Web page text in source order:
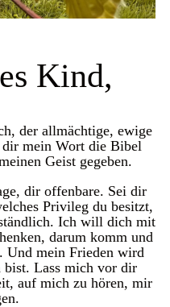
Kind,
der allmächtige, ewige
mein Wort die Bibel
Geist gegeben.
dir offenbare. Sei dir
Privileg du besitzt,
Ich will dich mit
darum komm und
Und mein Frieden wird
bist. Lass mich vor dir
auf mich zu hören, mir